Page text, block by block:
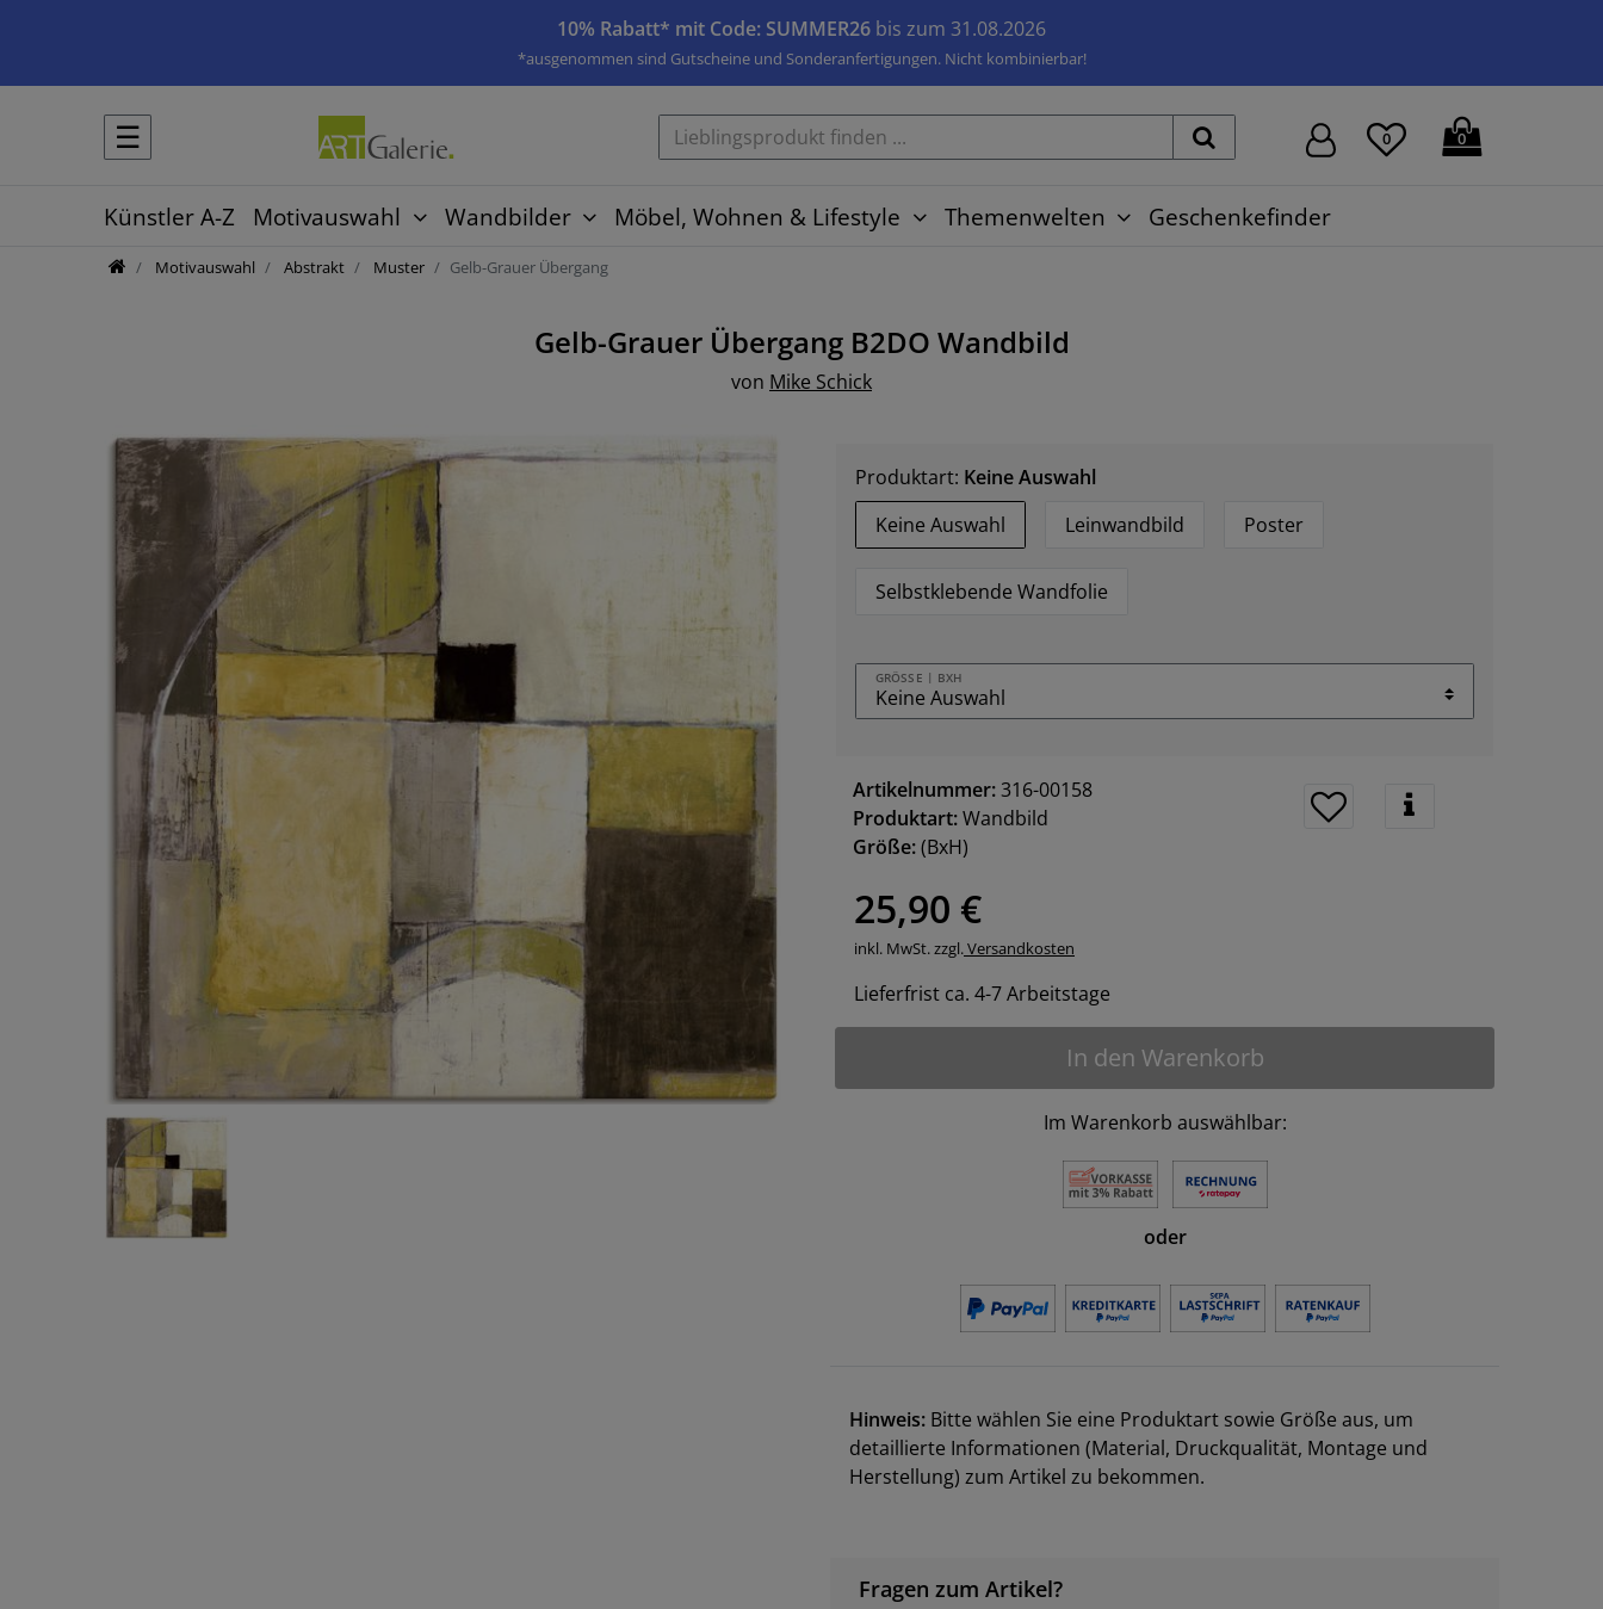
10% Rabatt* mit Code: SUMMER26 bis zum 31.08.2026
*ausgenommen sind Gutscheine und Sonderanfertigungen. Nicht kombinierbar!
☰ 0 0
Künstler A-Z Motivauswahl Wandbilder Möbel, Wohnen & Lifestyle Themenwelten Geschenkefinder
Motivauswahl Abstrakt Muster Gelb-Grauer Übergang
Gelb-Grauer Übergang B2DO Wandbild
von Mike Schick
Produktart: Keine Auswahl
Keine Auswahl
Leinwandbild Poster
Selbstklebende Wandfolie
GRÖSSE | BXH
Artikelnummer:316-00158
Produktart:Wandbild
Größe:(BxH)
25,90 €
inkl. MwSt. zzgl. Versandkosten
Lieferfrist ca. 4-7 Arbeitstage
In den Warenkorb
Im Warenkorb auswählbar:
oder
Hinweis: Bitte wählen Sie eine Produktart sowie Größe aus, um
detaillierte Informationen (Material, Druckqualität, Montage und
Herstellung) zum Artikel zu bekommen.
Fragen zum Artikel?